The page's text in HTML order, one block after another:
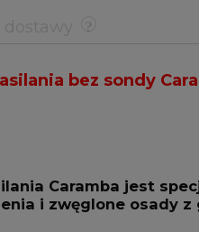
bez sondy
Caramba jest
i zwęglone osady